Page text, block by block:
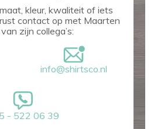
kleur, kwaliteit of iets
contact op met Maarten
zijn collega’s:
info@shirtsco.nl
- 522 06 39